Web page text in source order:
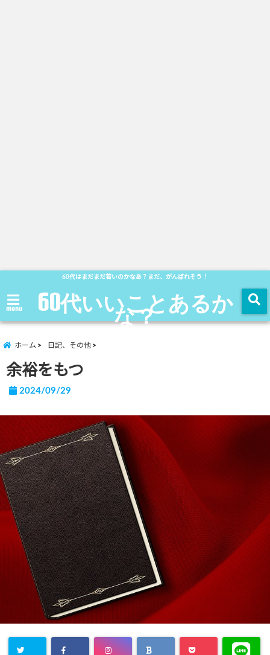
60代はまだまだ若いのかなあ？まだ、がんばれそう！
menu 60代いいことあるか
な？
ホーム 日記、その他
余裕をもつ
2024/09/29